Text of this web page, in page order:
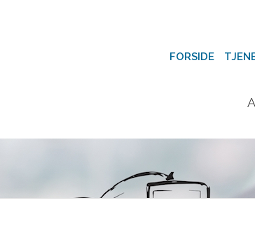
FORSIDE